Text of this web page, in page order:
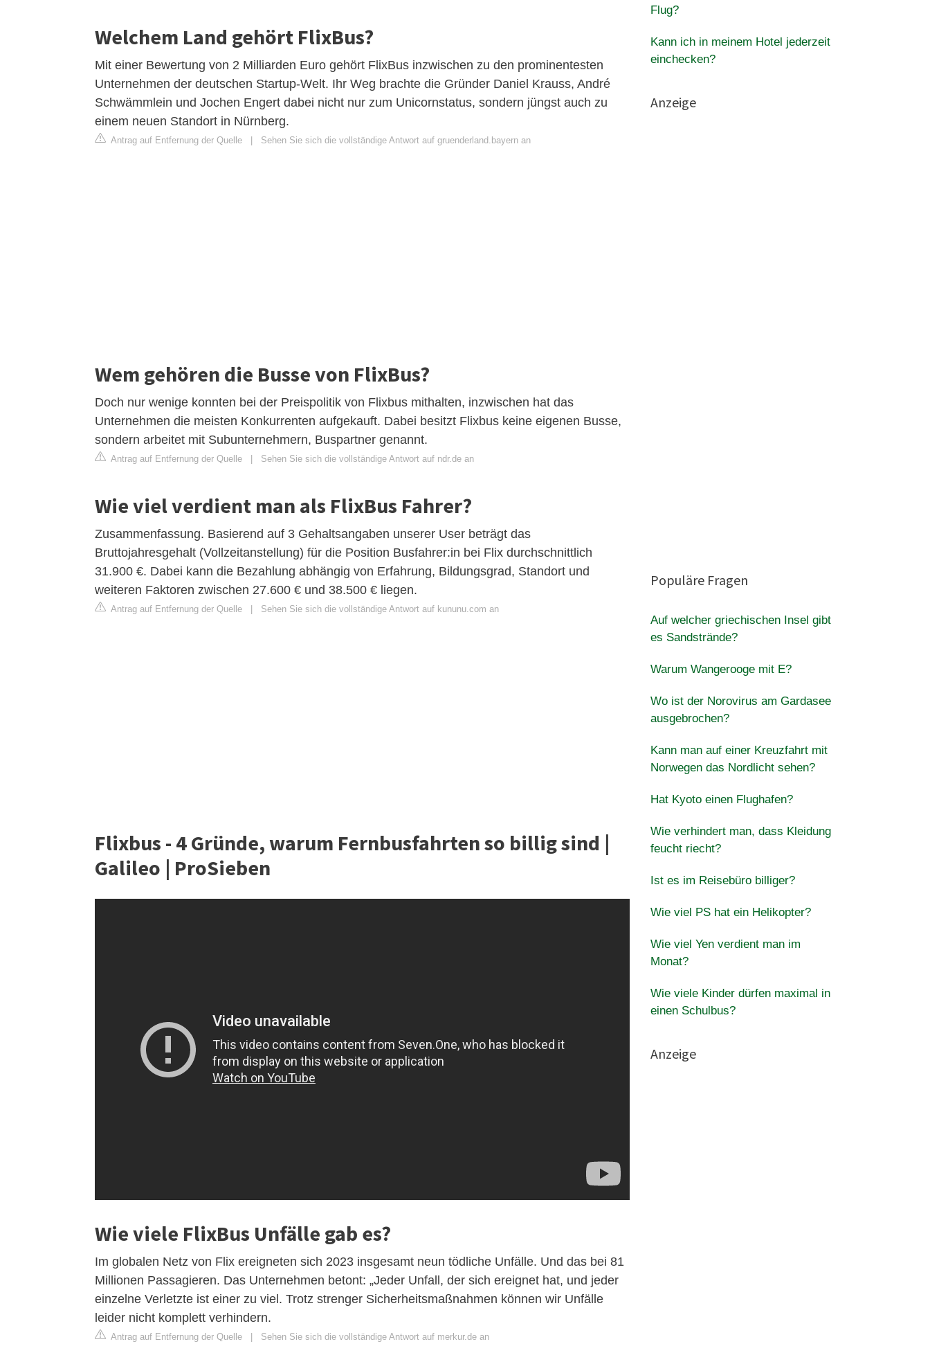
Welchem Land gehört FlixBus?
Mit einer Bewertung von 2 Milliarden Euro gehört FlixBus inzwischen zu den prominentesten
Unternehmen der deutschen Startup-Welt. Ihr Weg brachte die Gründer Daniel Krauss, André
Schwämmlein und Jochen Engert dabei nicht nur zum Unicornstatus, sondern jüngst auch zu
einem neuen Standort in Nürnberg.
Antrag auf Entfernung der Quelle Sehen Sie sich die vollständige Antwort auf gruenderland.bayern an
Wem gehören die Busse von FlixBus?
Doch nur wenige konnten bei der Preispolitik von Flixbus mithalten, inzwischen hat das
Unternehmen die meisten Konkurrenten aufgekauft. Dabei besitzt Flixbus keine eigenen Busse,
sondern arbeitet mit Subunternehmern, Buspartner genannt.
Antrag auf Entfernung der Quelle Sehen Sie sich die vollständige Antwort auf ndr.de an
Wie viel verdient man als FlixBus Fahrer?
Zusammenfassung. Basierend auf 3 Gehaltsangaben unserer User beträgt das
Bruttojahresgehalt (Vollzeitanstellung) für die Position Busfahrer:in bei Flix durchschnittlich
31.900 €. Dabei kann die Bezahlung abhängig von Erfahrung, Bildungsgrad, Standort und
weiteren Faktoren zwischen 27.600 € und 38.500 € liegen.
Antrag auf Entfernung der Quelle Sehen Sie sich die vollständige Antwort auf kununu.com an
Flixbus - 4 Gründe, warum Fernbusfahrten so billig sind |
Galileo | ProSieben
Wie viele FlixBus Unfälle gab es?
Im globalen Netz von Flix ereigneten sich 2023 insgesamt neun tödliche Unfälle. Und das bei 81
Millionen Passagieren. Das Unternehmen betont: „Jeder Unfall, der sich ereignet hat, und jeder
einzelne Verletzte ist einer zu viel. Trotz strenger Sicherheitsmaßnahmen können wir Unfälle
leider nicht komplett verhindern.
Antrag auf Entfernung der Quelle | Sehen Sie sich die vollständige Antwort auf merkur.de an
Flug?
Kann ich in meinem Hotel jederzeit
einchecken?
Anzeige
Populäre Fragen
Auf welcher griechischen Insel gibt
es Sandstrände?
Warum Wangerooge mit E?
Wo ist der Norovirus am Gardasee
ausgebrochen?
Kann man auf einer Kreuzfahrt mit
Norwegen das Nordlicht sehen?
Hat Kyoto einen Flughafen?
Wie verhindert man, dass Kleidung
feucht riecht?
Ist es im Reisebüro billiger?
Wie viel PS hat ein Helikopter?
Wie viel Yen verdient man im
Monat?
Wie viele Kinder dürfen maximal in
einen Schulbus?
Anzeige